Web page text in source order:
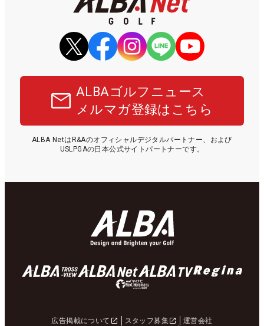
ALBAゴルフニュース
メルマガ登録はこちら
ALBA NetはR&Aのオフィシャルデジタルパートナー、および
USLPGAの日本公式サイトパートナーです。
広告掲載について スタッフ募集 運営会社